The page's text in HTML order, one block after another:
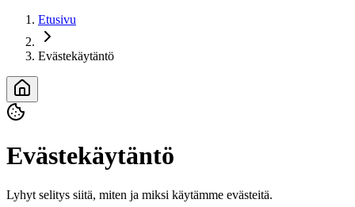
Etusivu
Evästekäytäntö
Evästekäytäntö
Lyhyt selitys siitä, miten ja miksi käytämme evästeitä.